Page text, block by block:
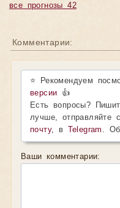
все прогнозы 42
Комментарии:
⭐ Рекомендуем
версии 👍
Есть вопросы?
лучше, отправляйте
почту, в Telegram .
Ваши комментарии: